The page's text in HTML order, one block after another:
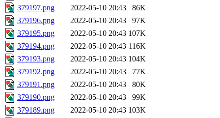
379197.png
2022-05-10 20:43
86K
379196.png
2022-05-10 20:43
97K
379195.png
2022-05-10 20:43 107K
379194.png
2022-05-10 20:43 116K
379193.png
2022-05-10 20:43 104K
379192.png
2022-05-10 20:43
77K
379191.png
2022-05-10 20:43
80K
379190.png
2022-05-10 20:43
99K
379189.png
2022-05-10 20:43 103K